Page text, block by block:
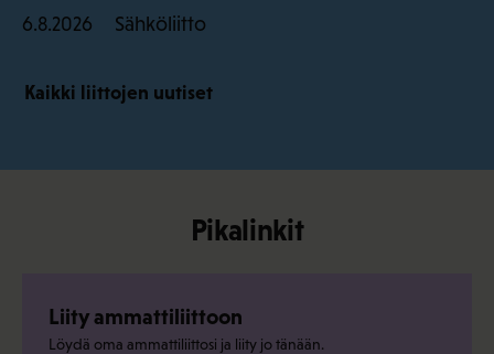
6.8.2026 Sähköliitto
Kaikki liittojen uutiset
Pikalinkit
Liity ammattiliittoon
Löydä oma ammattiliittosi ja liity jo tänään.